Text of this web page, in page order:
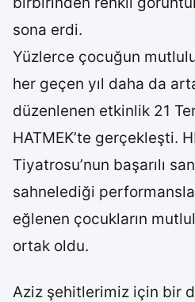
sona erdi.
Yüzlerce çocuğun
her geçen yıl daha da
düzenlenen etkinlik 21
HATMEK’te gerçekleşti.
Tiyatrosu’nun başarılı
sahnelediği
eğlenen çocukların
ortak oldu.
Aziz şehitlerimiz için bir